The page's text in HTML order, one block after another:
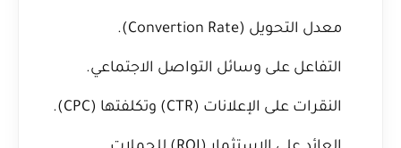
معدل التحويل (Convertion Rate).
التفاعل على وسائل التواصل الاجتماعي.
النقرات على الإعلانات (CTR) وتكلفتها (CPC).